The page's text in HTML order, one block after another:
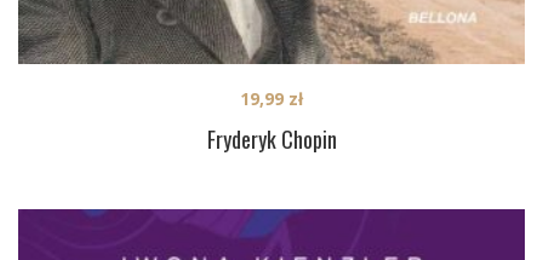
Fryderyk Chopin
19,99 zł